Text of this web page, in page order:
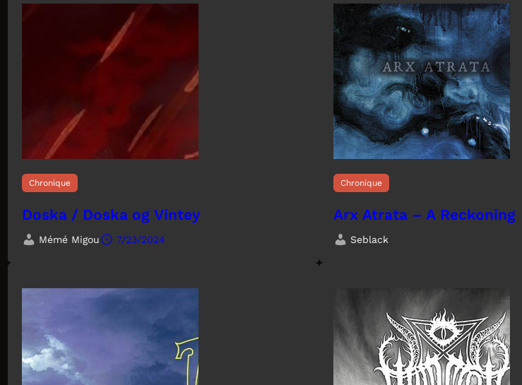
Chronique
Doska / Doska og Vintey
Mémé Migou 7/23/2024
Chronique
Arx Atrata – A Reckoning
Seblack